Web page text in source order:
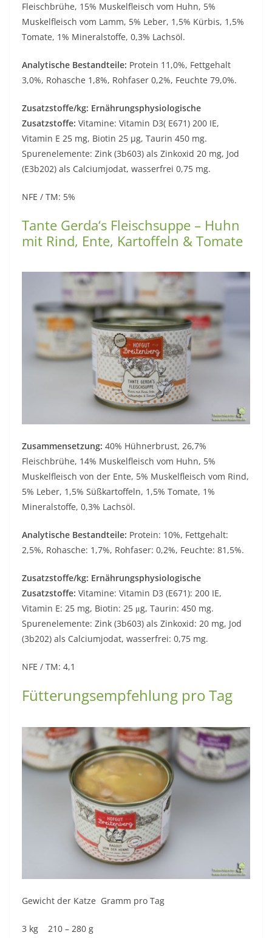
Fleischbrühe, 15% Muskelfleisch vom Huhn, 5%
Muskelfleisch vom Lamm, 5% Leber, 1,5% Kürbis, 1,5%
Tomate, 1% Mineralstoffe, 0,3% Lachsöl.
Analytische Bestandteile: Protein 11,0%, Fettgehalt
3,0%, Rohasche 1,8%, Rohfaser 0,2%, Feuchte 79,0%.
Zusatzstoffe/kg: Ernährungsphysiologische
Zusatzstoffe: Vitamine: Vitamin D3( E671) 200 IE,
Vitamin E 25 mg, Biotin 25 µg, Taurin 450 mg.
Spurenelemente: Zink (3b603) als Zinkoxid 20 mg, Jod
(E3b202) als Calciumjodat, wasserfrei 0,75 mg.
NFE / TM: 5%
Tante Gerda‘s Fleischsuppe – Huhn
mit Rind, Ente, Kartoffeln & Tomate
Zusammensetzung: 40% Hühnerbrust, 26,7%
Fleischbrühe, 14% Muskelfleisch vom Huhn, 5%
Muskelfleisch von der Ente, 5% Muskelfleisch vom Rind,
5% Leber, 1,5% Süßkartoffeln, 1,5% Tomate, 1%
Mineralstoffe, 0,3% Lachsöl.
Analytische Bestandteile: Protein: 10%, Fettgehalt:
2,5%, Rohasche: 1,7%, Rohfaser: 0,2%, Feuchte: 81,5%.
Zusatzstoffe/kg: Ernährungsphysiologische
Zusatzstoffe: Vitamine: Vitamin D3 (E671): 200 IE,
Vitamin E: 25 mg, Biotin: 25 μg, Taurin: 450 mg.
Spurenelemente: Zink (3b603) als Zinkoxid: 20 mg, Jod
(3b202) als Calciumjodat, wasserfrei: 0,75 mg.
NFE / TM: 4,1
Fütterungsempfehlung pro Tag
Gewicht der Katze Gramm pro Tag
3 kg 210 – 280 g